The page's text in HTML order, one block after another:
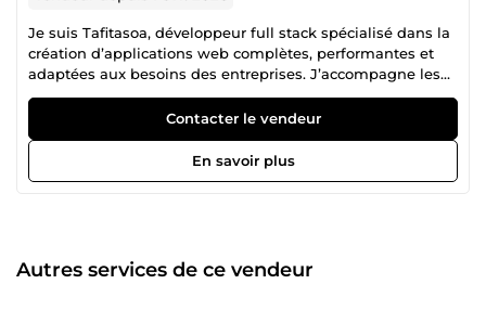
Je suis Tafitasoa, développeur full stack spécialisé dans la
création d’applications web complètes, performantes et
adaptées aux besoins des entreprises. J’accompagne les
entreprises et entrepreneurs dans la conception, le
développement et l’optimisation de leurs solutions
digitales. 💻 Développement Front-End 🌐 Création
d’interfaces web modernes et responsives 📱 Optimisation
de l’expérience utilisateur (UX/UI) ⚡ Intégration rapide et
Développement Web Complet 🌍 Création d’applications
web sur mesure 🧩 Maintenance et amélioration de projets
Contacter le vendeur
En savoir plus
Autres services de ce vendeur